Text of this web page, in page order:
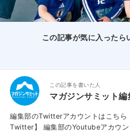
この記事が気に入ったら
この記事を書いた人
マガジンサミット編
編集部のTwitterアカウントはこちら
Twitter】
編集部のYoutubeアカウン